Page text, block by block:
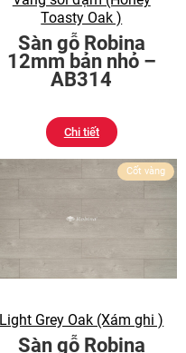
Toasty Oak )
Sàn gỗ Robina
12mm bản nhỏ –
AB314
Chi tiết
Cốt vàng
Light Grey Oak (Xám ghi )
Sàn gỗ Robina